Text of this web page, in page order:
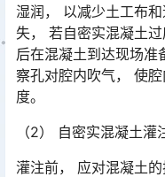
湿润， 以减少土工布
失， 若自密实混凝土
后在混凝土到达现场准
察孔对腔内吹气， 使
度。󠅅󠅃󠄵󠅂󠄪󠇖󠆨󠆨󠇕󠆞󠆒󠅬󠇘󠆭󠆘󠇙󠆝󠅵󠇗󠆭󠆁󠄐󠇗󠅹󠅸󠇖󠆍󠅳󠇖󠅹󠅰󠇖󠆌󠅹
（2） 自密实混凝土灌
灌注前， 应对混凝土的